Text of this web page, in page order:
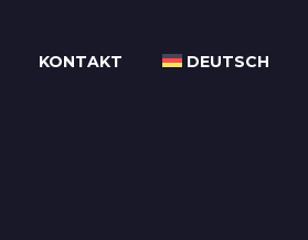
KONTAKT DEUTSCH